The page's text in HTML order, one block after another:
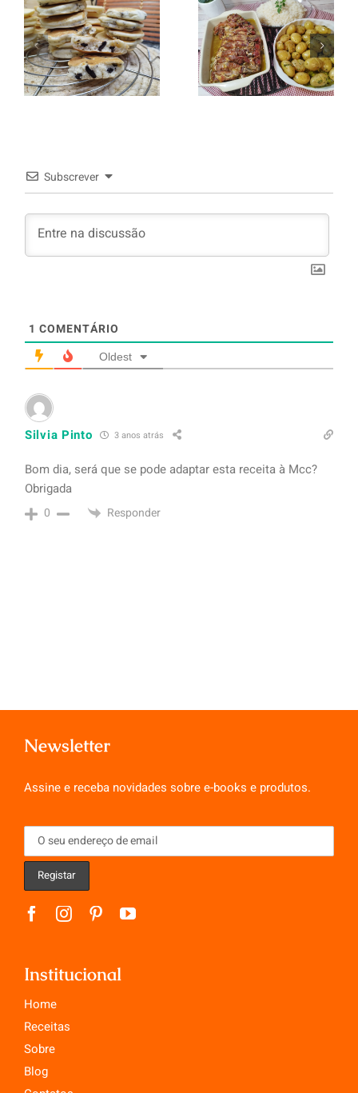
Panquecas
com Oreo
Entrecosto
italiano c/
batata a
murro e
Subscrever
1 COMENTÁRIO
Oldest
Silvia Pinto 3 anos atrás
Bom dia, será que se pode adaptar esta receita à Mcc?
Obrigada
0 Responder
Newsletter
Assine e receba novidades sobre e-books e produtos.
Institucional
Home
Receitas
Sobre
Blog